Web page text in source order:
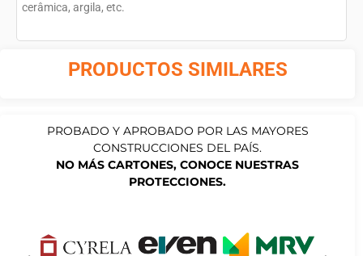
cerâmica, argila, etc.
PRODUCTOS SIMILARES
PROBADO Y APROBADO POR LAS MAYORES
CONSTRUCCIONES DEL PAÍS.
NO MÁS CARTONES, CONOCE NUESTRAS
PROTECCIONES.